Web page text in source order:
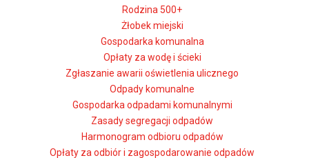
Rodzina 500+
Żłobek miejski
Gospodarka komunalna
Opłaty za wodę i ścieki
Zgłaszanie awarii oświetlenia ulicznego
Odpady komunalne
Gospodarka odpadami komunalnymi
Zasady segregacji odpadów
Harmonogram odbioru odpadów
Opłaty za odbiór i zagospodarowanie odpadów